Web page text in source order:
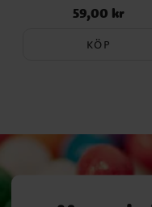
Pris:59,00 kr
59,00 kr
KÖP